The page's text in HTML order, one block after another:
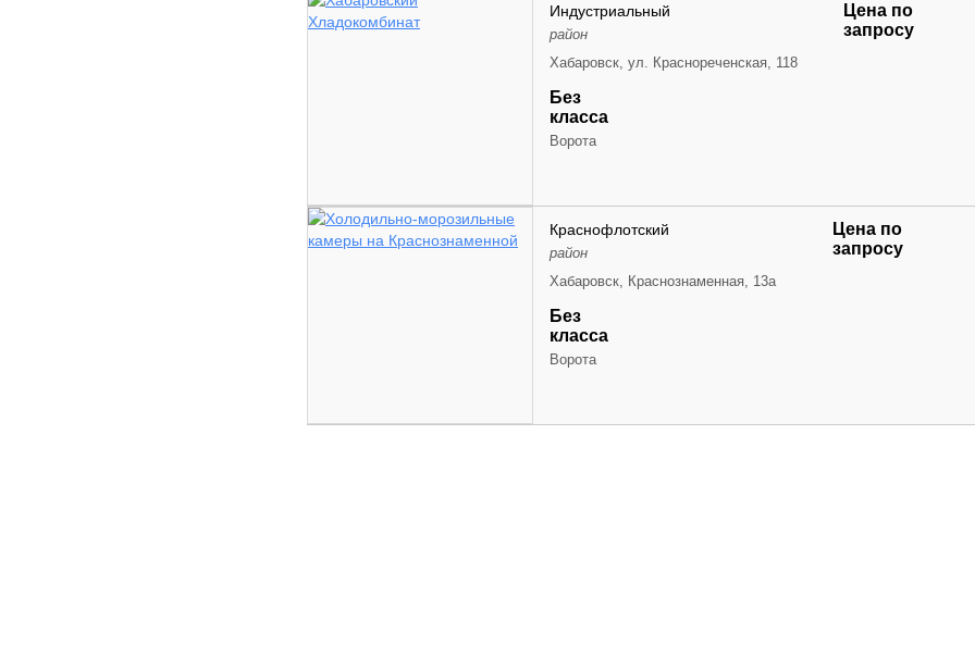
Индустриальный
район
Хабаровск, ул. Краснореченская, 118
Цена по
запросу
Без
класса
Ворота
Краснофлотский
район
Хабаровск, Краснознаменная, 13а
Цена по
запросу
Без
класса
Ворота